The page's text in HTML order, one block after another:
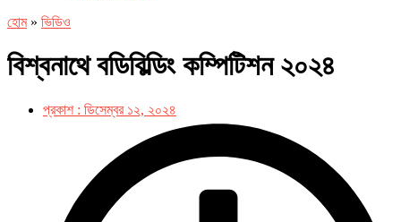
হোম» ভিডিও
বিশ্বনাথে বডিবিল্ডিং কম্পিটিশন ২০২৪
প্রকাশ : ডিসেম্বর ১২, ২০২৪